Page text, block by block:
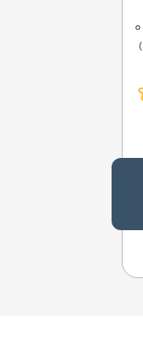
میانگین امتیاز 0